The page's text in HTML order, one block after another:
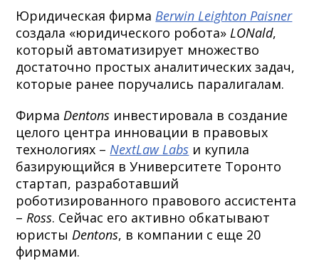
Юридическая фирма Berwin Leighton Paisner
создала «юридического робота» LONald,
который автоматизирует множество
достаточно простых аналитических задач,
которые ранее поручались паралигалам.
Фирма Dentons инвестировала в создание
целого центра инновации в правовых
технологиях – NextLaw Labs и купила
базирующийся в Университете Торонто
стартап, разработавший
роботизированного правового ассистента
– Ross. Сейчас его активно обкатывают
юристы Dentons, в компании с еще 20
фирмами.